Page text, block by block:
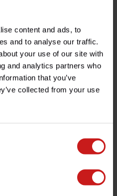
content and ads, to
and to analyse our traffic.
your use of our site with
and analytics partners who
that you’ve
collected from your use
Gear
Disponible